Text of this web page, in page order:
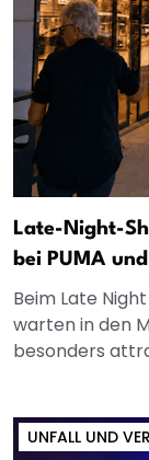
Late-Night-
bei PUMA
Beim Late
warten in den
besonders
UNFALL UND